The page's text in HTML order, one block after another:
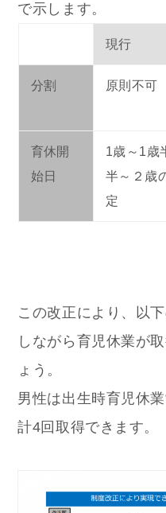
で示します。
現行
分割 原則不可
育休開
始日
1歳～1歳
半～２歳
定
この改正により、以
しながら育児休業が
ょう。
男性は出生時育児休
計4回取得できます。